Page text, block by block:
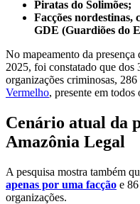
Piratas do Solimões;
Facções
GDE (Guardiões do
No mapeamento da
2025, foi constatado que dos
organizações criminosas, 286
Vermelho, presente em todos
Cenário atual da
Amazônia Legal
A pesquisa mostra também
apenas por uma facção e
organizações.